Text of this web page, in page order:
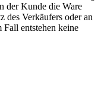
der Kunde die Ware
des Verkäufers oder an
Fall entstehen keine